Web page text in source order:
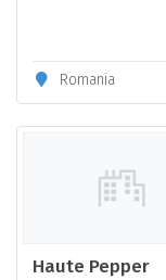
Romania
Haute Pepper